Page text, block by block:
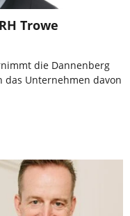
Trowe
die Dannenberg
das Unternehmen davon